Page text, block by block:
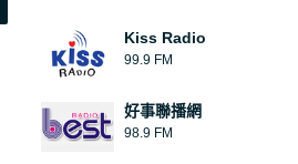
Kiss Radio
99.9 FM
好事聯播網
98.9 FM